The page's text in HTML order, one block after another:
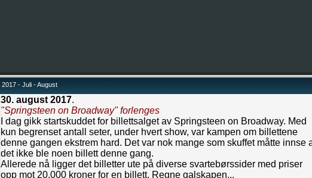
2017 - Juli - August
30. august 2017.
"Springsteen on Broadway" forlenges
I dag gikk startskuddet for billettsalget av Springsteen on Broadway. Med
kun begrenset antall seter, under hvert show, var kampen om billettene
denne gangen ekstrem hard. Det var nok mange som skuffet måtte innse
det ikke ble noen billett denne gang.
Allerede nå ligger det billetter ute på diverse svartebørssider med priser
opp mot 20.000 kroner for en billett. Regne galskapen...